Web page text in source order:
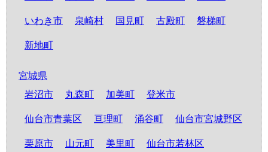
いわき市 泉崎村 国見町 古殿町 磐梯町
新地町
宮城県
岩沼市
丸森町 加美町 登米市
仙台市青葉区 亘理町 涌谷町 仙台市宮城野区
栗原市 山元町 美里町 仙台市若林区